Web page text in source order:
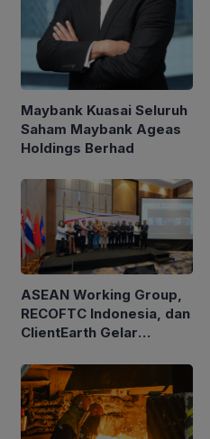
Maybank Kuasai Seluruh
Saham Maybank Ageas
Holdings Berhad
ASEAN Working Group,
RECOFTC Indonesia, dan
ClientEarth Gelar
untuk Memperkuat Tata
Kelola Perhutanan Sosial